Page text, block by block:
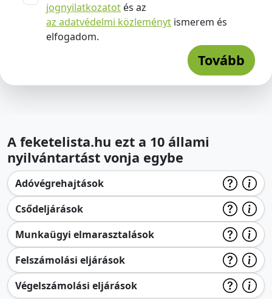
jognyilatkozatot és az
az adatvédelmi közleményt ismerem és
elfogadom.
Tovább
A feketelista.hu ezt a 10 állami
nyilvántartást vonja egybe
Adóvégrehajtások
Csődeljárások
Munkaügyi elmarasztalások
Felszámolási eljárások
Végelszámolási eljárások